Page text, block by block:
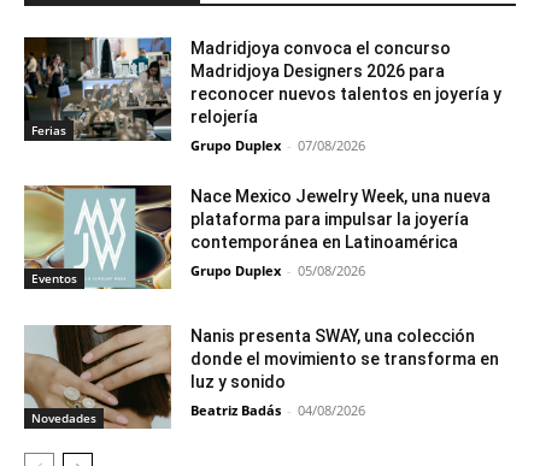
Ferias
Madridjoya convoca el concurso
Madridjoya Designers 2026 para
reconocer nuevos talentos en joyería y
relojería
Grupo Duplex - 07/08/2026
Eventos
Nace Mexico Jewelry Week, una nueva
plataforma para impulsar la joyería
contemporánea en Latinoamérica
Grupo Duplex - 05/08/2026
Novedades
Nanis presenta SWAY, una colección
donde el movimiento se transforma en
luz y sonido
Beatriz Badás - 04/08/2026